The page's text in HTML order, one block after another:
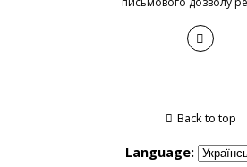
Back to top
Language: